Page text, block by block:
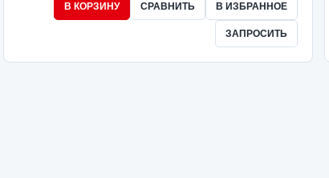
В КОРЗИНУ СРАВНИТЬ В ИЗБРАННОЕ
ЗАПРОСИТЬ